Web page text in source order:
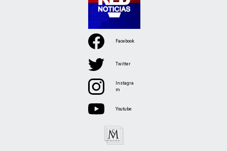
Facebook
Twitter
Instagra
m
Youtube